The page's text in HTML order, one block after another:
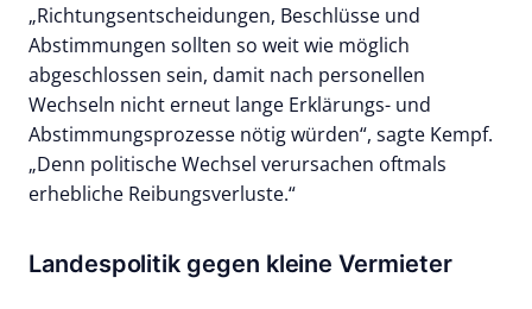
„Richtungsentscheidungen, Beschlüsse und
Abstimmungen sollten so weit wie möglich
abgeschlossen sein, damit nach personellen
Wechseln nicht erneut lange Erklärungs- und
Abstimmungsprozesse nötig würden“, sagte Kempf.
„Denn politische Wechsel verursachen oftmals
erhebliche Reibungsverluste.“
Landespolitik gegen kleine Vermieter